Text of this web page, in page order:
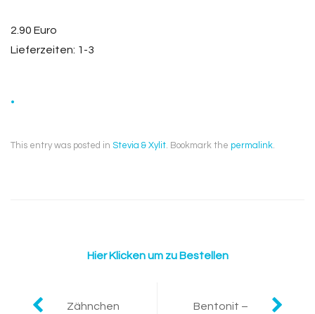
2.90 Euro
Lieferzeiten: 1-3
.
This entry was posted in Stevia & Xylit. Bookmark the permalink.
Hier Klicken um zu Bestellen
Post
Zähnchen
Bentonit –